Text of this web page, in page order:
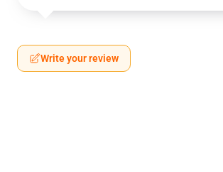
Write your review